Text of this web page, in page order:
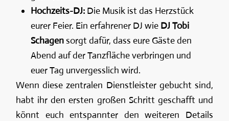
Hochzeits-DJ: Die Musik ist das Herzstück
eurer Feier. Ein erfahrener DJ wie DJ Tobi
Schagensorgt dafür, dass eure Gäste den
Abend auf der Tanzfläche verbringen und
euer Tag unvergesslich wird.
Wenn diese zentralen Dienstleister gebucht sind,
habt ihr den ersten großen Schritt geschafft und
könnt euch entspannter den weiteren Details